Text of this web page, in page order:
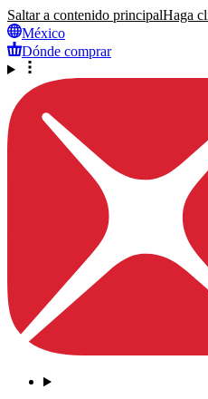
Saltar a contenido principalHaga
México
Dónde comprar